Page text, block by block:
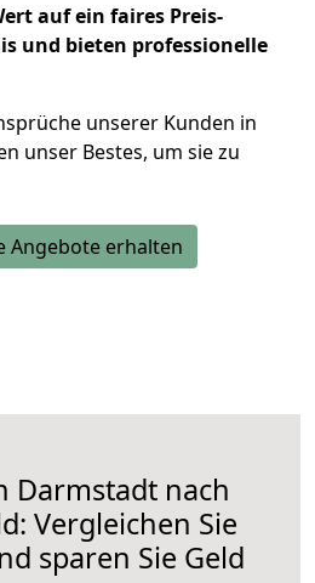
auf ein faires Preis-
und bieten professionelle
unserer Kunden in
unser Bestes, um sie zu
Angebote erhalten
Darmstadt nach
Vergleichen Sie
sparen Sie Geld